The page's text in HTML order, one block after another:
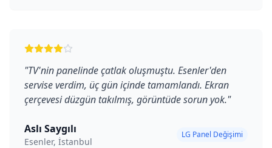
"TV'nin panelinde çatlak oluşmuştu. Esenler'den
servise verdim, üç gün içinde tamamlandı. Ekran
çerçevesi düzgün takılmış, görüntüde sorun yok."
Aslı Saygılı
Esenler, İstanbul
LG Panel Değişimi